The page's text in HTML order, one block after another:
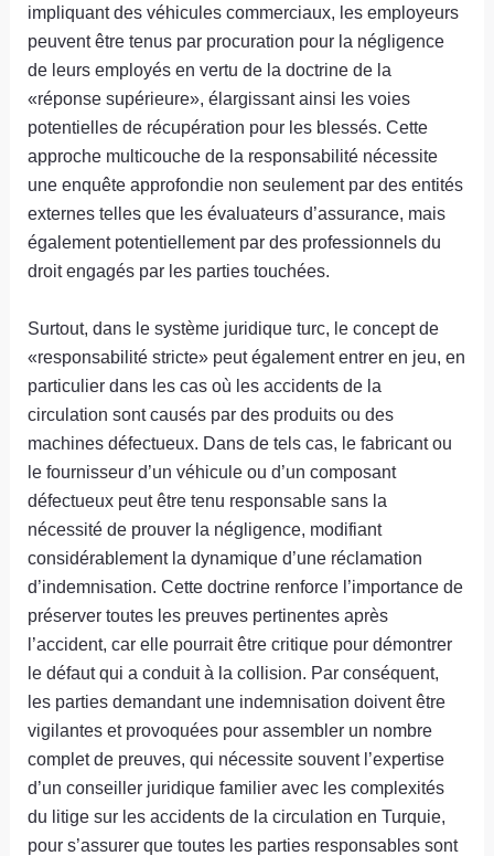
impliquant des véhicules commerciaux, les employeurs
peuvent être tenus par procuration pour la négligence
de leurs employés en vertu de la doctrine de la
«réponse supérieure», élargissant ainsi les voies
potentielles de récupération pour les blessés. Cette
approche multicouche de la responsabilité nécessite
une enquête approfondie non seulement par des entités
externes telles que les évaluateurs d’assurance, mais
également potentiellement par des professionnels du
droit engagés par les parties touchées.
Surtout, dans le système juridique turc, le concept de
«responsabilité stricte» peut également entrer en jeu, en
particulier dans les cas où les accidents de la
circulation sont causés par des produits ou des
machines défectueux. Dans de tels cas, le fabricant ou
le fournisseur d’un véhicule ou d’un composant
défectueux peut être tenu responsable sans la
nécessité de prouver la négligence, modifiant
considérablement la dynamique d’une réclamation
d’indemnisation. Cette doctrine renforce l’importance de
préserver toutes les preuves pertinentes après
l’accident, car elle pourrait être critique pour démontrer
le défaut qui a conduit à la collision. Par conséquent,
les parties demandant une indemnisation doivent être
vigilantes et provoquées pour assembler un nombre
complet de preuves, qui nécessite souvent l’expertise
d’un conseiller juridique familier avec les complexités
du litige sur les accidents de la circulation en Turquie,
pour s’assurer que toutes les parties responsables sont